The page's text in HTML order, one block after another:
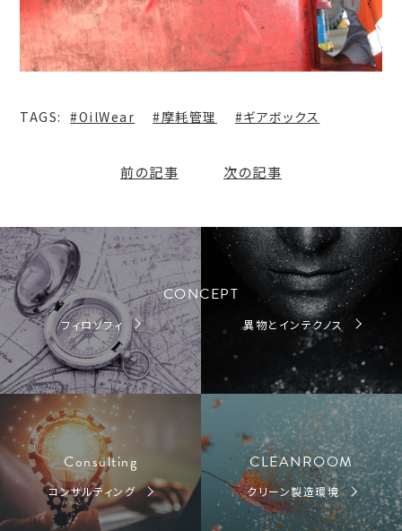
#OilWear #摩耗管理 #ギアボックス
前の記事 次の記事
フィロソフィ
CONCEPT
異物とインテクノス
Consulting
コンサルティング
CLEANROOM
クリーン製造環境